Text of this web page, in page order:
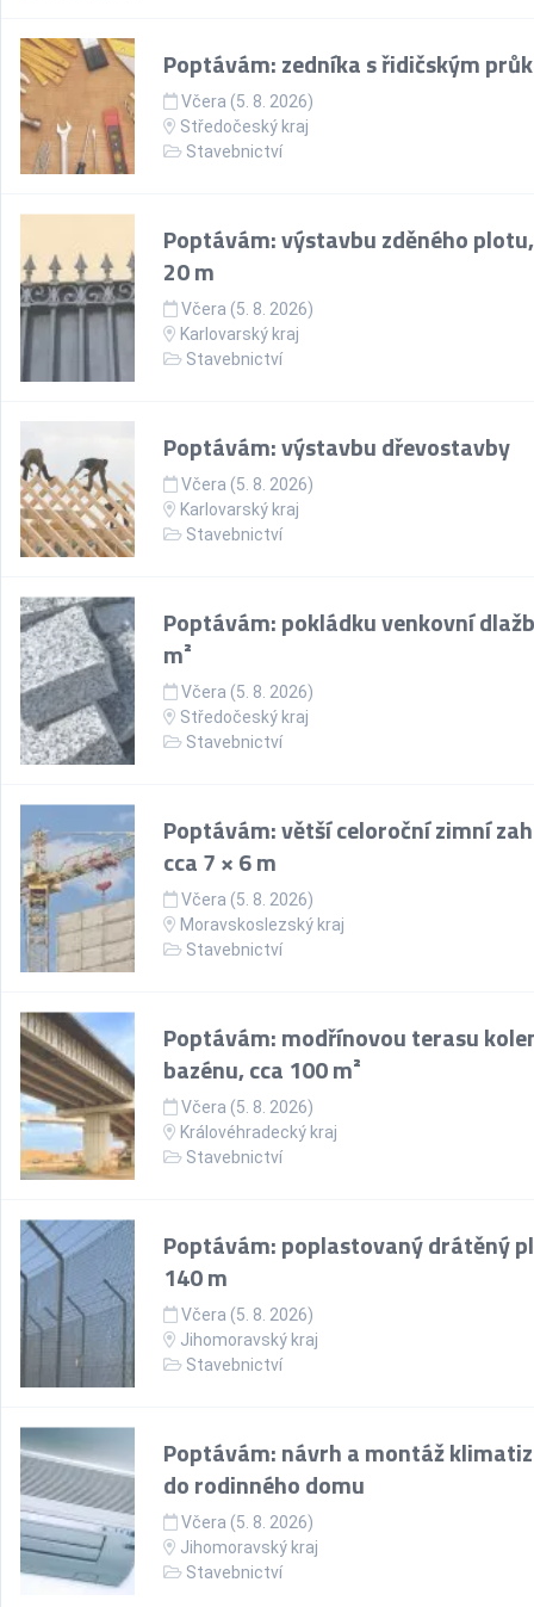
Poptávám: zedníka s řidičským
Včera (5. 8. 2026)
Středočeský kraj
Stavebnictví
Poptávám: výstavbu zděného
20 m
Včera (5. 8. 2026)
Karlovarský kraj
Stavebnictví
Poptávám: výstavbu dřevostavby
Včera (5. 8. 2026)
Karlovarský kraj
Stavebnictví
Poptávám: pokládku venkovní
m²
Včera (5. 8. 2026)
Středočeský kraj
Stavebnictví
Poptávám: větší celoroční zimní
cca 7 × 6 m
Včera (5. 8. 2026)
Moravskoslezský kraj
Stavebnictví
Poptávám: modřínovou terasu
bazénu, cca 100 m²
Včera (5. 8. 2026)
Královéhradecký kraj
Stavebnictví
Poptávám: poplastovaný drátěný
140 m
Včera (5. 8. 2026)
Jihomoravský kraj
Stavebnictví
Poptávám: návrh a montáž
do rodinného domu
Včera (5. 8. 2026)
Jihomoravský kraj
Stavebnictví